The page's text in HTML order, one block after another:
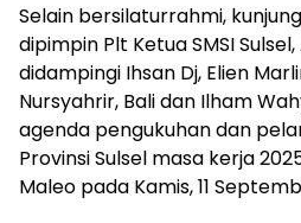
Selain bersilaturrahmi,
dipimpin Plt Ketua SMSI
didampingi Ihsan Dj, Elien
Nursyahrir, Bali dan Ilham
agenda pengukuhan dan
Provinsi Sulsel masa kerja
Maleo pada Kamis, 11